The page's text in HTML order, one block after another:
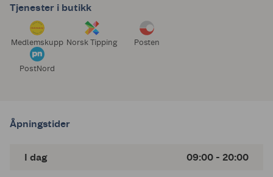
Tjenester i butikk
Medlemskupp Norsk Tipping Posten
PostNord
Åpningstider
I dag 09:00 - 20:00